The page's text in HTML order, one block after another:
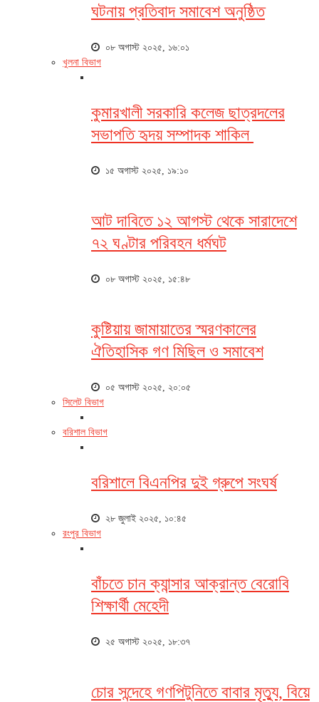
ঘটনায় প্রতিবাদ সমাবেশ অনুষ্ঠিত
০৮ অগাস্ট ২০২৫, ১৬:০১
খুলনা বিভাগ
কুমারখালী সরকারি কলেজ ছাত্রদলের
সভাপতি হৃদয় সম্পাদক শাকিল
১৫ অগাস্ট ২০২৫, ১৯:১০
আট দাবিতে ১২ আগস্ট থেকে সারাদেশে
৭২ ঘণ্টার পরিবহন ধর্মঘট
০৮ অগাস্ট ২০২৫, ১৫:৪৮
কুষ্টিয়ায় জামায়াতের স্মরণকালের
ঐতিহাসিক গণ মিছিল ও সমাবেশ
০৫ অগাস্ট ২০২৫, ২০:০৫
সিলেট বিভাগ
বরিশাল বিভাগ
বরিশালে বিএনপির দুই গ্রুপে সংঘর্ষ
২৮ জুলাই ২০২৫, ১০:৪৫
রংপুর বিভাগ
বাঁচতে চান ক্যান্সার আক্রান্ত বেরোবি
শিক্ষার্থী মেহেদী
২৫ অগাস্ট ২০২৫, ১৮:৩৭
চোর সন্দেহে গণপিটুনিতে বাবার মৃত্যু, বিয়ে